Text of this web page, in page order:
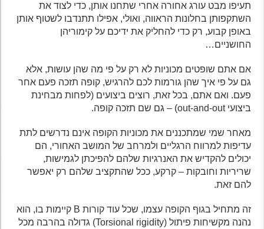
תעיפו מבט עורג אחורה אחרי שתחנו אותן, כדי לצוד את
השתקפותן בחלונות הראווה, ואולי, אפילו תתנדבו לשטוף אותן
באופן קבוע, רק כדי להחליק את ידיכם על קימוריהן
החושניים…
אם אתם שופטים מכוניות לא רק על פי מה שהן עושות, אלא
גם על פי איך שהן גורמות לכם להרגיש, קופה תזכה פעם אחר
פעם. ואם אתם, בכל זאת, רוצים ביצועים (לפחות מבחינת
ביצועי out-and-out) – גם שם תזכה קופה.
מאחר שמי שמתכננים את מכוניות הקופה אינם נדרשים לתת
עדיפות למרווח הרגליים ולמרחב של המושב האחורי, הם
יכולים להקדיש את האנרגיות שלהם להפיכתן לגמישות,
שריריות וחובקות – קרקע, ככל שהתקציב שלהם רק יאפשר
להם זאת.
זה מתחיל בגוף הקופה עצמו, שכל עוד קורות B קיימות בו, הוא
נהנה מקשיחות פיתול (Torsional rigidity) גדולה בהרבה מכל